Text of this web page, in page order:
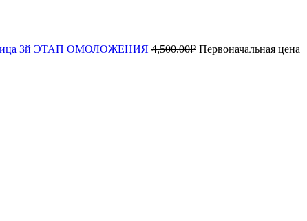
лица 3й ЭТАП ОМОЛОЖЕНИЯ 4,500.00₽ Первоначальная цена